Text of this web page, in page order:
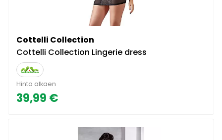
Cottelli Collection
Cottelli Collection Lingerie dress
Hinta alkaen
39,99 €